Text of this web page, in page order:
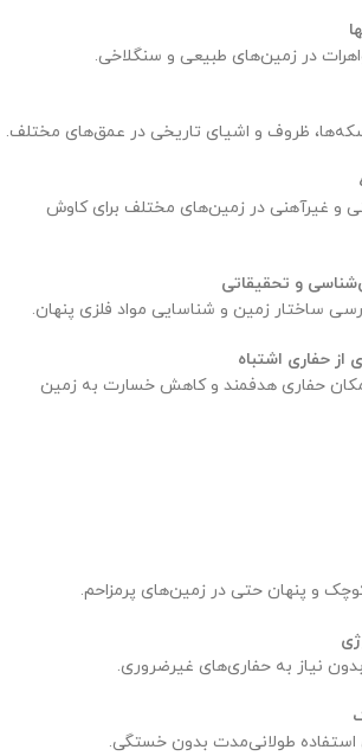
در زمین‌های طبیعی و سنگلاخی.
ظروف و اشیای تاریخی در عمق‌های مختلف.
و غیرآهنی در زمین‌های مختلف برای کاوش
و تحقیقاتی
ساختار زمین و شناسایی مواد فلزی پنهان.
از حفاری اشتباه
حفاری هدفمند و کاهش خسارت به زمین
و پنهان حتی در زمین‌های پرمزاحم.
نیاز به حفاری‌های غیرضروری.
استفاده طولانی‌مدت بدون خستگی.